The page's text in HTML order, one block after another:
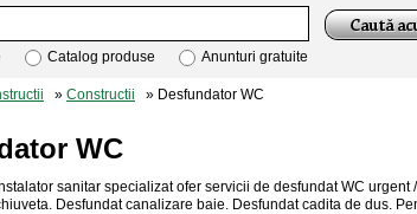
Catalog produse Anunturi gratuite
» Constructii » Desfundator WC
WC
sanitar specializat ofer servicii de desfundat WC
Desfundat canalizare baie. Desfundat cadita de dus.